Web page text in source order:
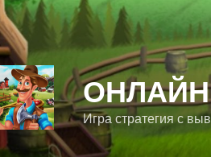
Игра стратегия с